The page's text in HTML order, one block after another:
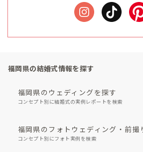
福岡県の結婚式情報を探す
福岡県のウェディングを探す
コンセプト別に結婚式の実例レポートを検索
福岡県のフォトウェディング・前撮
コンセプト別にフォト実例を検索